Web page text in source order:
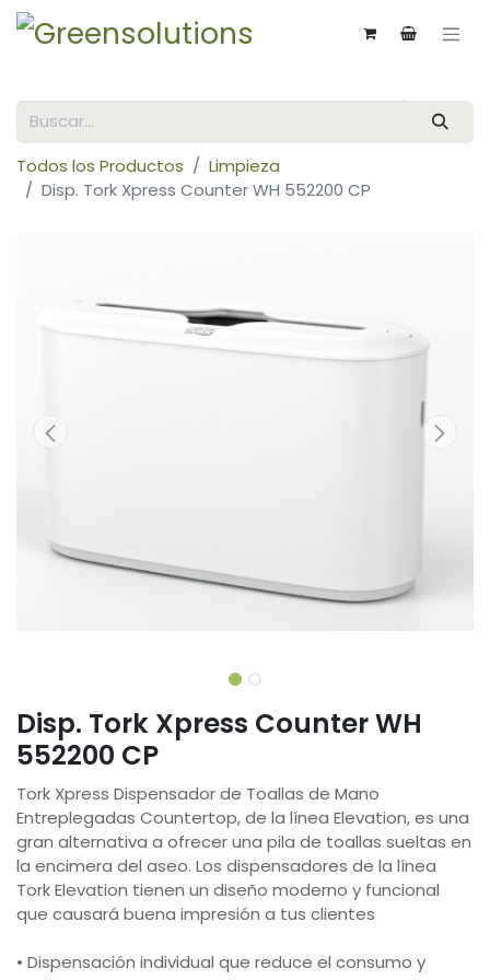
Todos los Productos
Limpieza
Disp. Tork Xpress Counter WH 552200 CP
Disp. Tork Xpress Counter WH
552200 CP
Tork Xpress Dispensador de Toallas de Mano
Entreplegadas Countertop, de la línea Elevation, es una
gran alternativa a ofrecer una pila de toallas sueltas en
la encimera del aseo. Los dispensadores de la línea
Tork Elevation tienen un diseño moderno y funcional
que causará buena impresión a tus clientes
• Dispensación individual que reduce el consumo y